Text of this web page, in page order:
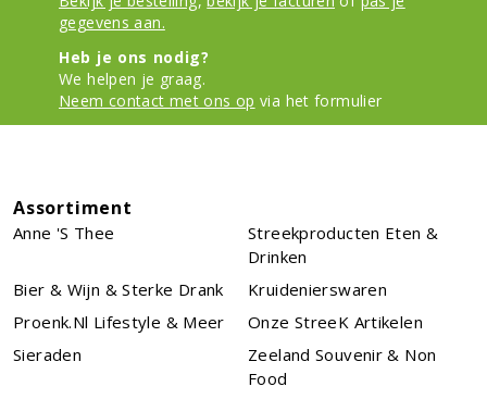
gegevens aan.
Heb je ons nodig?
We helpen je graag.
Neem contact met ons op via het formulier
Assortiment
Anne 's Thee
Streekproducten Eten &
Drinken
Bier & Wijn & Sterke Drank
Kruidenierswaren
Proenk.nl Lifestyle & Meer
Onze StreeK Artikelen
Sieraden
Zeeland Souvenir & Non
Food